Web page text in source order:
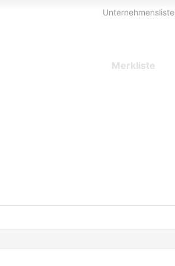
Unternehmensliste
Merkliste